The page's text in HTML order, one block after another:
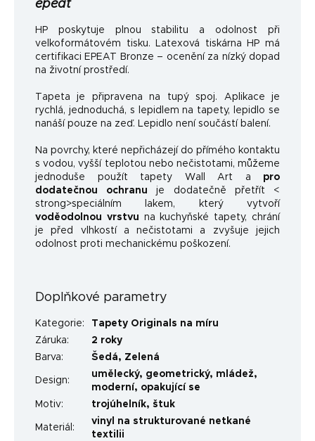
epeat
HP poskytuje plnou stabilitu a odolnost při
velkoformátovém tisku. Latexová tiskárna HP má
certifikaci EPEAT Bronze – ocenění za nízký dopad
na životní prostředí.
Tapeta je připravena na tupý spoj. Aplikace je
rychlá, jednoduchá, s lepidlem na tapety, lepidlo se
nanáší pouze na zeď. Lepidlo není součástí balení.
Na povrchy, které nepřicházejí do přímého kontaktu
s vodou, vyšší teplotou nebo nečistotami, můžeme
jednoduše použít tapety Wall Art a pro
dodatečnou ochranu je dodatečně přetřít <
strong>speciálním lakem, který vytvoří
voděodolnou vrstvu na kuchyňské tapety, chrání
je před vlhkostí a nečistotami a zvyšuje jejich
odolnost proti mechanickému poškození.
Doplňkové parametry
Kategorie:
Tapety Originals na míru
Záruka:
2 roky
Barva: Šedá, Zelená
Design:
umělecký, geometrický, mládež,
moderní, opakující se
Motiv: trojúhelník, štuk
Materiál :
vinyl na strukturované netkané
textilii